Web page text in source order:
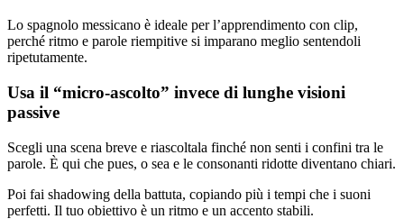
Lo spagnolo messicano è ideale per l’apprendimento con clip,
perché ritmo e parole riempitive si imparano meglio sentendoli
ripetutamente.
Usa il “micro-ascolto” invece di lunghe visioni
passive
Scegli una scena breve e riascoltala finché non senti i confini tra le
parole. È qui che pues, o sea e le consonanti ridotte diventano chiari.
Poi fai shadowing della battuta, copiando più i tempi che i suoni
perfetti. Il tuo obiettivo è un ritmo e un accento stabili.